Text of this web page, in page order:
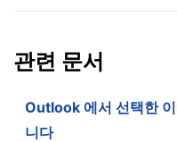
관련 문서
Outlook 에서 선택한
니다